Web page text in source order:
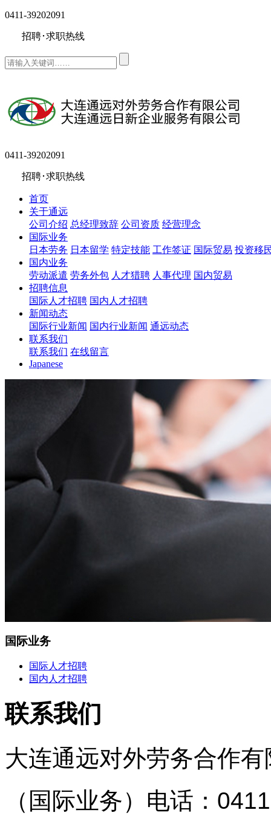
0411-39202091
招聘･求职热线
0411-39202091
招聘･求职热线
首页
关于通远
公司介绍 总经理致辞 公司资质 经营理念
国际业务
日本劳务 日本留学 特定技能 工作签证 国际贸易 投资移
国内业务
劳动派遣 劳务外包 人才猎聘 人事代理 国内贸易
招聘信息
国际人才招聘 国内人才招聘
新闻动态
国际行业新闻 国内行业新闻 通远动态
联系我们
联系我们 在线留言
Japanese
国际业务
国际人才招聘
国内人才招聘
联系我们
大连通远对外劳务合作有
（国际业务） 电话：